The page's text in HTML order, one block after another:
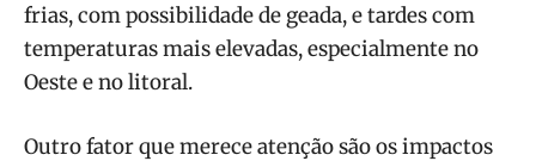
frias, com possibilidade de geada, e tardes com
temperaturas mais elevadas, especialmente no
Oeste e no litoral.
Outro fator que merece atenção são os impactos